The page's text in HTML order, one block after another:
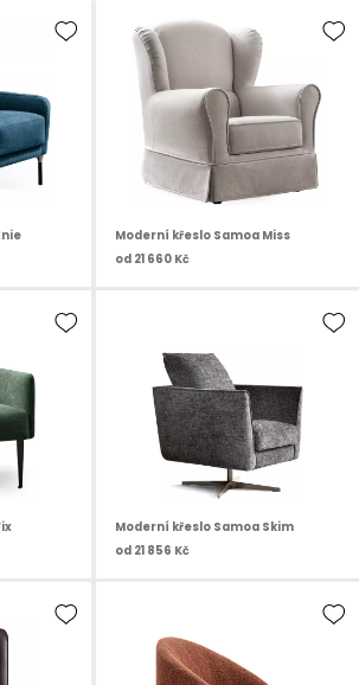
Moderní křeslo Samoa Miss
od 21 660 Kč
Moderní křeslo Samoa Skim
od 21 856 Kč